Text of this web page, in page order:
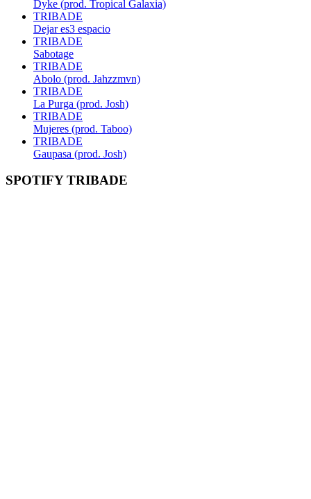
Dyke (prod. Tropical Galaxia)
TRIBADE
Dejar es3 espacio
TRIBADE
Sabotage
TRIBADE
Abolo (prod. Jahzzmvn)
TRIBADE
La Purga (prod. Josh)
TRIBADE
Mujeres (prod. Taboo)
TRIBADE
Gaupasa (prod. Josh)
SPOTIFY TRIBADE